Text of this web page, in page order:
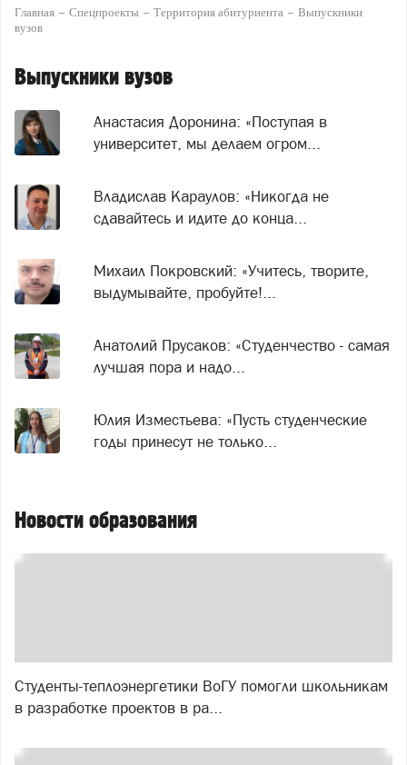
Главная Спецпроекты Территория абитуриента
Выпускники
вузов
Выпускники вузов
Анастасия Доронина: «Поступая в
университет, мы делаем огром...
Владислав Караулов: «Никогда не
сдавайтесь и идите до конца...
Михаил Покровский: «Учитесь, творите,
выдумывайте, пробуйте!...
Анатолий Прусаков: «Студенчество - самая
лучшая пора и надо...
Юлия Изместьева: «Пусть студенческие
годы принесут не только...
Новости образования
Студенты-теплоэнергетики ВоГУ помогли школьникам
в разработке проектов в ра...